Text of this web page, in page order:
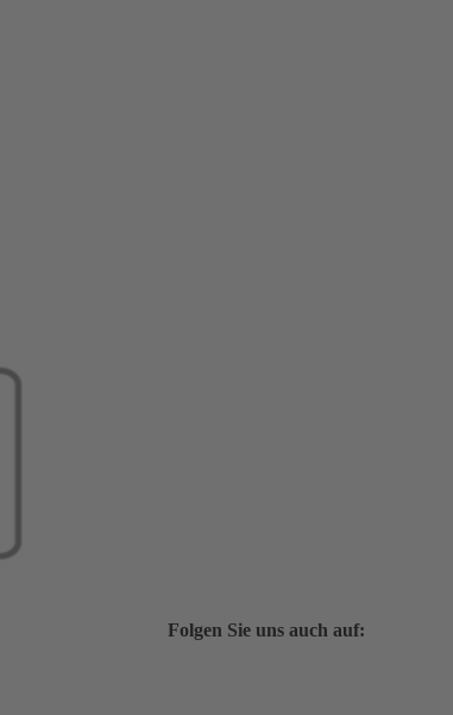
Folgen Sie uns auch auf: